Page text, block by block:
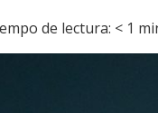
de lectura: < 1